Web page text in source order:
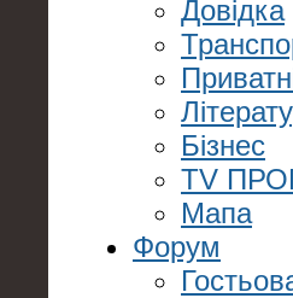
Довідка
Бізнес
TV
Мапа
Форум